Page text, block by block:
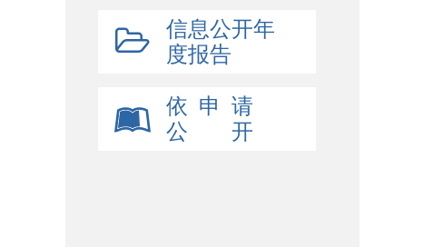
信息公开年
度报告
依 申 请
公 开